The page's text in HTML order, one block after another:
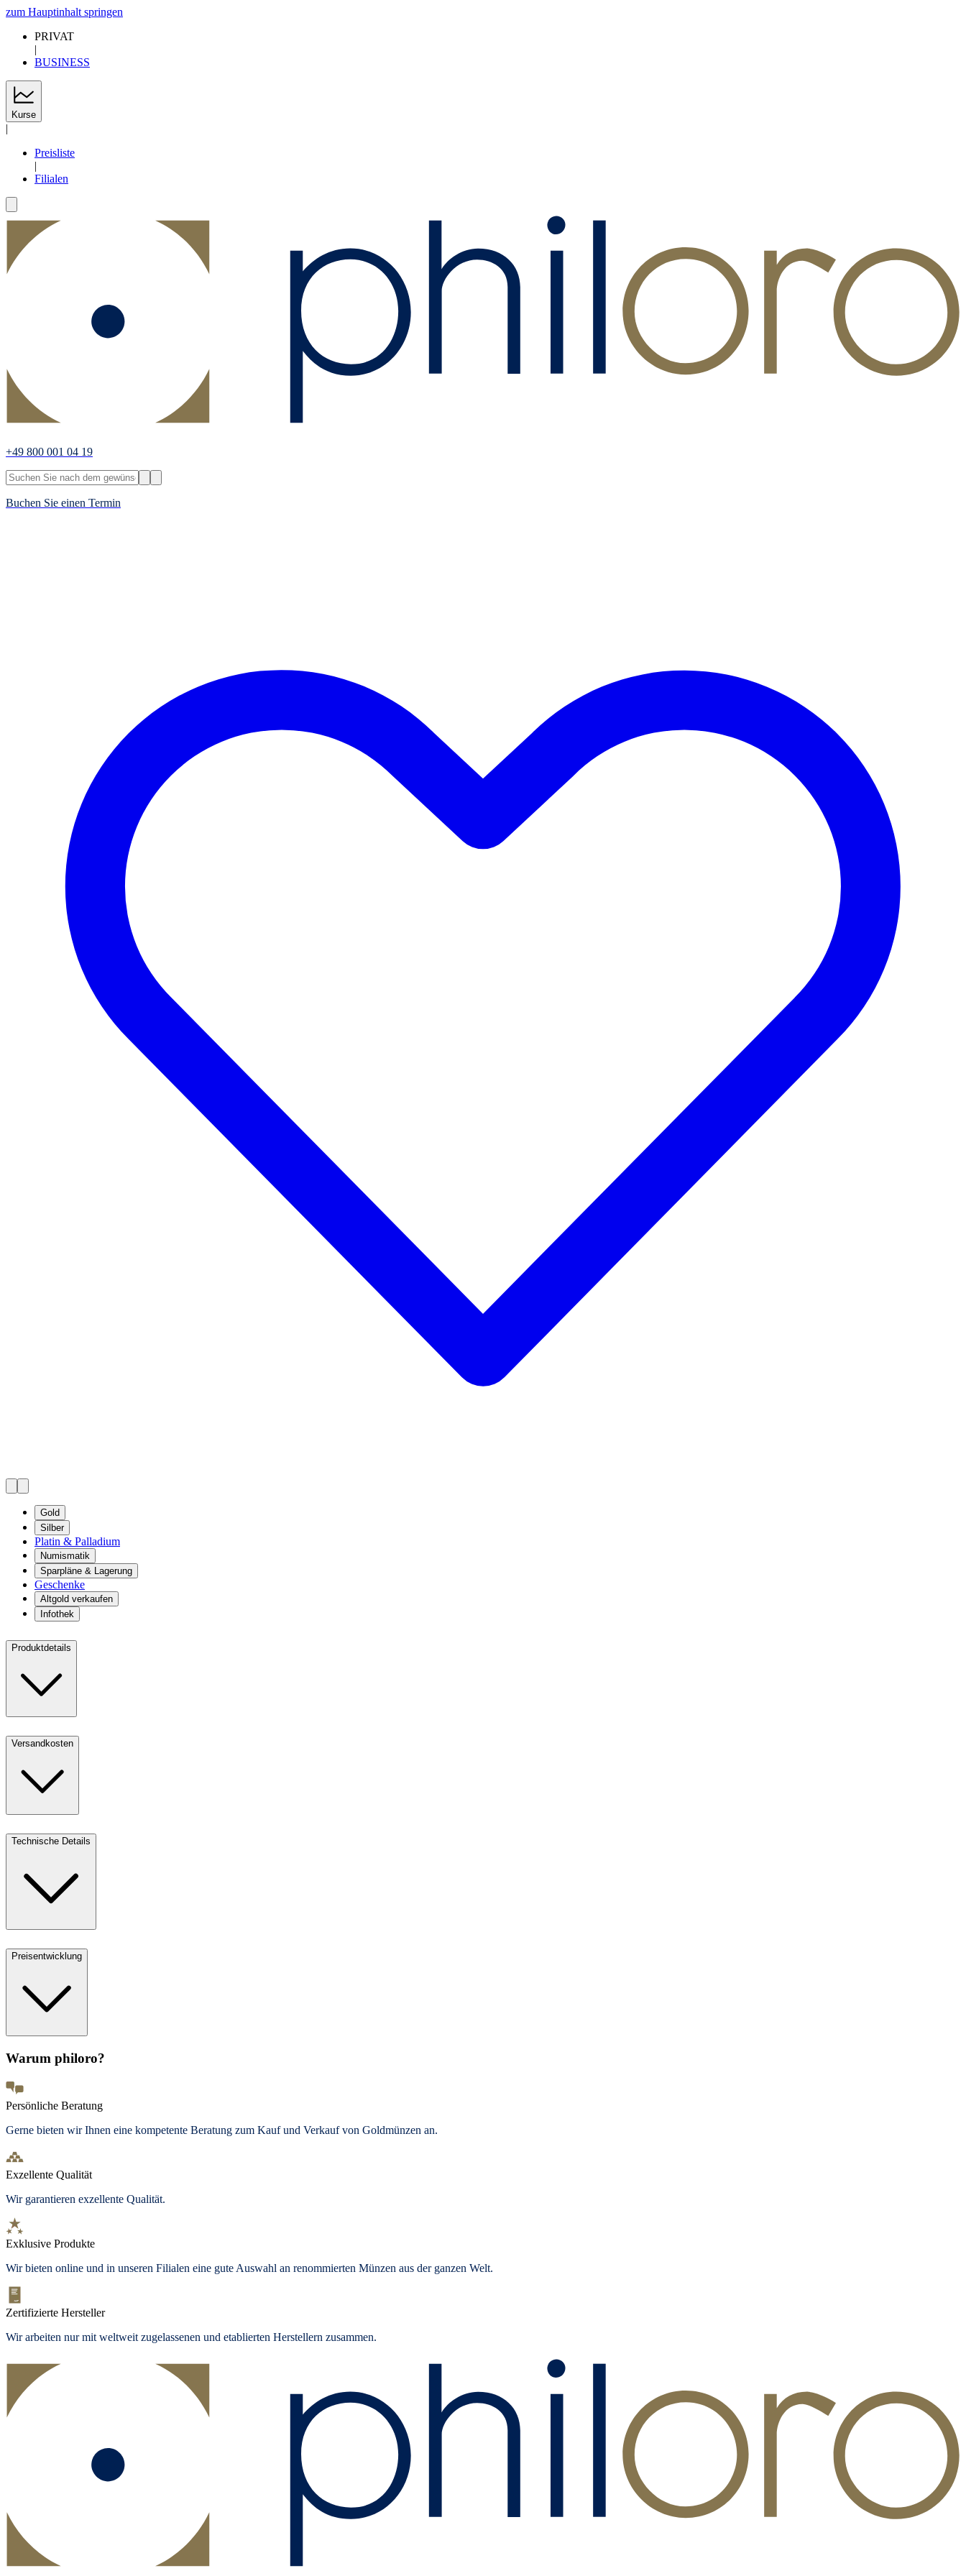
zum Hauptinhalt springen
PRIVAT
|
BUSINESS
Kurse
|
Preisliste
|
Filialen
+49 800 001 04 19
Buchen Sie einen Termin
Gold
Silber
Platin & Palladium
Numismatik
Sparpläne & Lagerung
Geschenke
Altgold verkaufen
Infothek
Produktdetails
Versandkosten
Technische Details
Preisentwicklung
Warum philoro?
Persönliche Beratung
Gerne bieten wir Ihnen eine kompetente Beratung zum Kauf und Verkauf von Goldmünzen an.
Exzellente Qualität
Wir garantieren exzellente Qualität.
Exklusive Produkte
Wir bieten online und in unseren Filialen eine gute Auswahl an renommierten Münzen aus der ganzen Welt.
Zertifizierte Hersteller
Wir arbeiten nur mit weltweit zugelassenen und etablierten Herstellern zusammen.